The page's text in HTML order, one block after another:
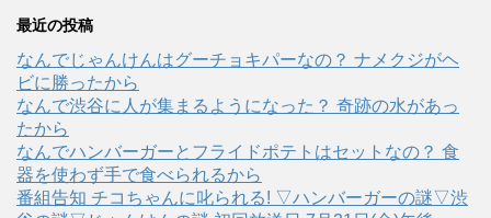
最近の投稿
なんでじゃんけんはグーチョキパーなの？ ナメクジがヘ
ビに勝ったから
なんで渋谷に人が集まるようになった？ 奇跡の水があっ
たから
なんでハンバーガーとフライドポテトはセットなの？ 食
器を使わず手で食べられるから
番組告知 チコちゃんに叱られる! ▽ハンバーガーの謎▽渋